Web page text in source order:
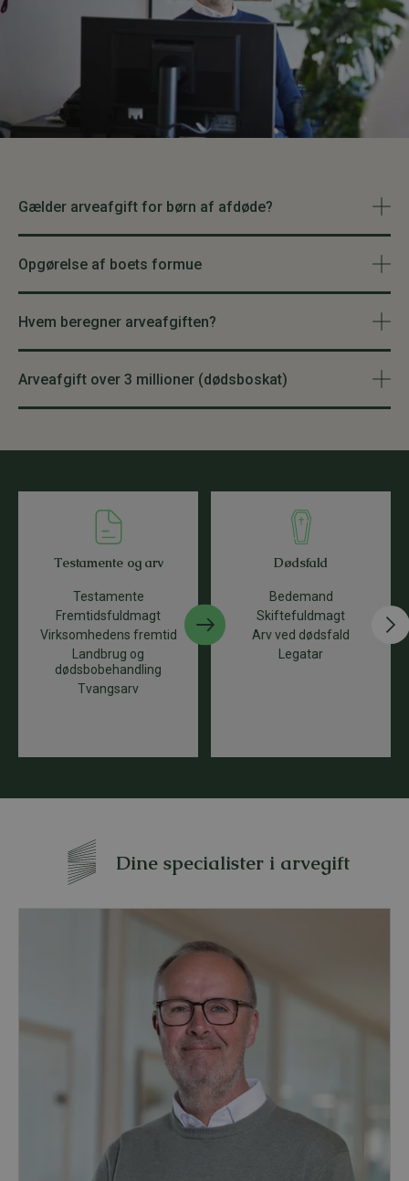
Gælder arveafgift for børn af afdøde?
Opgørelse af boets formue
Hvem beregner arveafgiften?
Arveafgift over 3 millioner (dødsboskat)
Testamente og arv
Testamente
Fremtidsfuldmagt
Virksomhedens fremtid
Landbrug og
dødsbobehandling
Tvangsarv
Dødsfald
Bedemand
Skiftefuldmagt
Arv ved dødsfald
Legatar
Dine specialister i arvegift